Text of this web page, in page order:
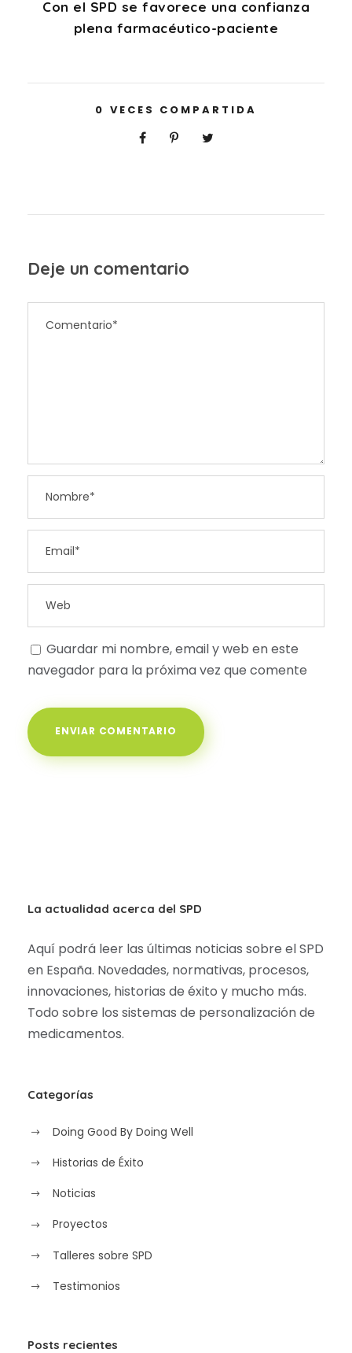
Con el SPD se favorece una confianza
plena farmacéutico-paciente
0 VECES COMPARTIDA
Deje un comentario
Guardar mi nombre, email y web en este
navegador para la próxima vez que comente
La actualidad acerca del SPD
Aquí podrá leer las últimas noticias sobre el SPD
en España. Novedades, normativas, procesos,
innovaciones, historias de éxito y mucho más.
Todo sobre los sistemas de personalización de
medicamentos.
Categorías
Doing Good By Doing Well
Historias de Éxito
Noticias
Proyectos
Talleres sobre SPD
Testimonios
Posts recientes